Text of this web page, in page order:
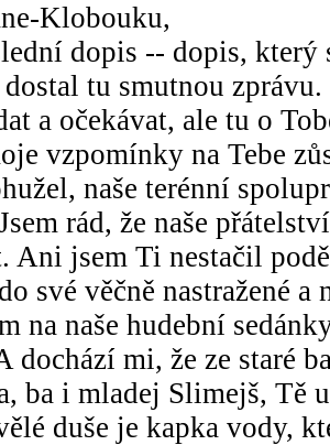
Klobouku,
dopis -- dopis, který
dostal tu smutnou
a očekávat, ale tu o
vzpomínky na Tebe
naše terénní
rád, že naše
Ani jsem Ti nestačil
své věčně nastražené a
na naše hudební
dochází mi, že ze staré
ba i mladej Slimejš, Tě
duše je kapka vody,